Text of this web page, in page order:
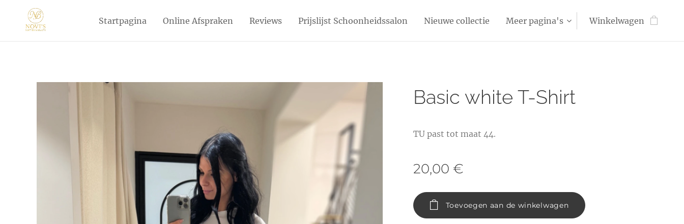
Startpagina Online Afspraken Reviews Prijslijst Schoonheidssalon Nieuwe collectie Meer pagina's Winkelwagen
Basic white T-Shirt
TU past tot maat 44.
20,00 €
Toevoegen aan de winkelwagen